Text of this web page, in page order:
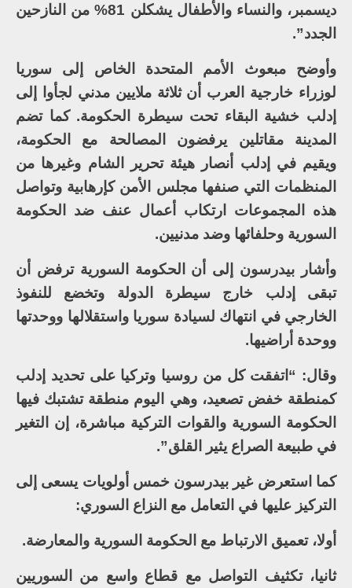
ديسمبر، والنساء والأطفال يشكلن 81% من النازحين
الجدد”.
وأوضح مبعوث الأمم المتحدة الخاص إلى سوريا
لوزراء خارجية العرب أن ثلاثة ملايين مدني لجأوا إلى
إدلب خشية البقاء تحت سيطرة الحكومة. كما تضم
المدينة مقاتلين يرفضون المصالحة مع الحكومة،
ويقيم في إدلب أنصار هيئة تحرير الشام وغيرها من
المنظمات التي صنفها مجلس الأمن كإرهابية وتواصل
هذه المجموعات ارتكاب أعمال عنف ضد الحكومة
السورية وحلفائها وضد مدنيين.
وأشار بيدرسون إلى أن الحكومة السورية ترفض أن
تبقى إدلب خارج سيطرة الدولة وتخضع للنفوذ
الخارجي في انتهاك لسيادة سوريا واستقلالها ووحدتها
ووحدة أراضيها.
وقال: “اتفقت كل من روسيا وتركيا على تحديد إدلب
كمنطقة خفض تصعيد، وهي اليوم منطقة تشتبك فيها
الحكومة السورية والقوات التركية مباشرة، إن التغير
في طبيعة الصراع يثير القلق”.
كما استعرض غير بيدرسون خمس أولويات يسعى إلى
التركيز عليها في التعامل مع النزاع السوري:
أولا، تعميق الارتباط مع الحكومة السورية والمعارضة.
ثانيا، تكثيف التواصل مع قطاع واسع من السوريين